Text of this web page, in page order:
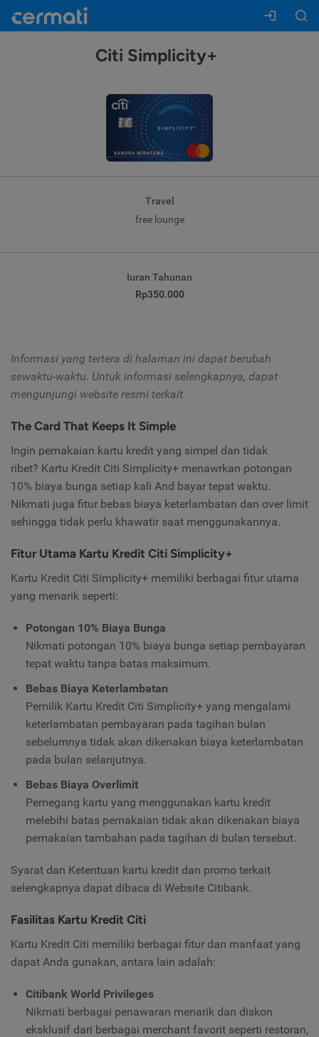
Citi Simplicity+
Travel
free lounge
Iuran Tahunan
Rp350.000
Informasi yang tertera di halaman ini dapat berubah
sewaktu-waktu. Untuk informasi selengkapnya, dapat
mengunjungi website resmi terkait.
The Card That Keeps It Simple
Ingin pemakaian kartu kredit yang simpel dan tidak
ribet? Kartu Kredit Citi Simplicity+ menawrkan potongan
10% biaya bunga setiap kali And bayar tepat waktu.
Nikmati juga fitur bebas biaya keterlambatan dan over limit
sehingga tidak perlu khawatir saat menggunakannya.
Fitur Utama Kartu Kredit Citi Simplicity+
Kartu Kredit Citi Simplicity+ memiliki berbagai fitur utama
yang menarik seperti:
Potongan 10% Biaya Bunga
Nikmati potongan 10% biaya bunga setiap pembayaran
tepat waktu tanpa batas maksimum.
Bebas Biaya Keterlambatan
Pemilik Kartu Kredit Citi Simplicity+ yang mengalami
keterlambatan pembayaran pada tagihan bulan
sebelumnya tidak akan dikenakan biaya keterlambatan
pada bulan selanjutnya.
Bebas Biaya Overlimit
Pemegang kartu yang menggunakan kartu kredit
melebihi batas pemakaian tidak akan dikenakan biaya
pemakaian tambahan pada tagihan di bulan tersebut.
Syarat dan Ketentuan kartu kredit dan promo terkait
selengkapnya dapat dibaca di Website Citibank.
Fasilitas Kartu Kredit Citi
Kartu Kredit Citi memiliki berbagai fitur dan manfaat yang
dapat Anda gunakan, antara lain adalah:
Citibank World Privileges
Nikmati berbagai penawaran menarik dan diskon
eksklusif dari berbagai merchant favorit seperti restoran,